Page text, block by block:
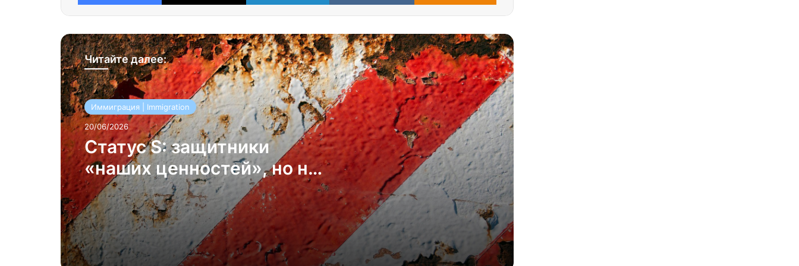
Читайте далее:
Иммиграция | Immigration
20/06/2026
Статус S: защитники
«наших ценностей», но не
для Беата Янса
Миф о «спасительных мигрантах»:
только каждый десятый
иностранец нужен
Газ войне товарищ: ЕС продолжает
скупать российское топливо
Сверхбогатые бегут из Дубая в
Швейцарию
Швейцария голосует: как проходит
референдум 8 марта 2026
Дубай, или как успешно продать
ощущение(!) безопасности